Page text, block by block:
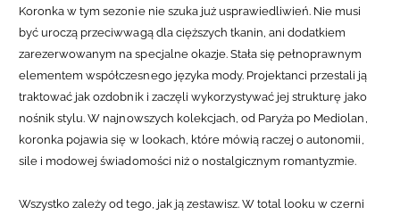
Koronka w tym sezonie nie szuka już usprawiedliwień. Nie musi
być uroczą przeciwwagą dla cięższych tkanin, ani dodatkiem
zarezerwowanym na specjalne okazje. Stała się pełnoprawnym
elementem współczesnego języka mody. Projektanci przestali ją
traktować jak ozdobnik i zaczęli wykorzystywać jej strukturę jako
nośnik stylu. W najnowszych kolekcjach, od Paryża po Mediolan,
koronka pojawia się w lookach, które mówią raczej o autonomii,
sile i modowej świadomości niż o nostalgicznym romantyzmie.
Wszystko zależy od tego, jak ją zestawisz. W total looku w czerni